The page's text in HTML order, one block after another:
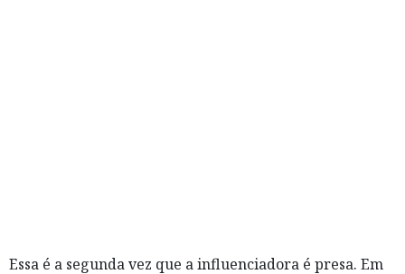
Essa é a segunda vez que a influenciadora é presa. Em